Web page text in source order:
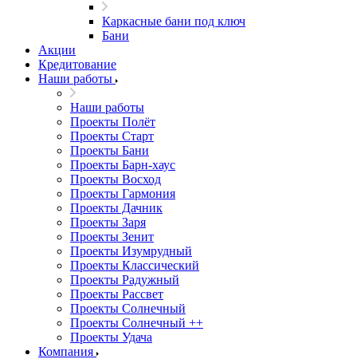
Каркасные бани под ключ
Бани
Акции
Кредитование
Наши работы
Наши работы
Проекты Полёт
Проекты Старт
Проекты Бани
Проекты Барн-хаус
Проекты Восход
Проекты Гармония
Проекты Дачник
Проекты Заря
Проекты Зенит
Проекты Изумрудный
Проекты Классический
Проекты Радужный
Проекты Рассвет
Проекты Солнечный
Проекты Солнечный ++
Проекты Удача
Компания